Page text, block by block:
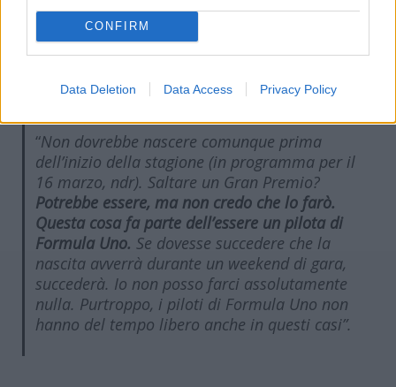
CONFIRM
Data Deletion Data Access Privacy Policy
Queste le parole rilasciate a tal riguardo dal pilota
Red Bull ai microfoni diAlgemeen Dagblad:
“Non dovrebbe nascere comunque prima
dell’inizio della stagione (in programma per il
16 marzo, ndr). Saltare un Gran Premio?
Potrebbe essere, ma non credo che lo farò.
Questa cosa fa parte dell’essere un pilota di
Formula Uno. Se dovesse succedere che la
nascita avverrà durante un weekend di gara,
succederà. Io non posso farci assolutamente
nulla. Purtroppo, i piloti di Formula Uno non
hanno del tempo libero anche in questi casi”.